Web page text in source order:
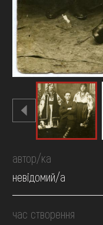
автор/ка
невідомий/а
час створення